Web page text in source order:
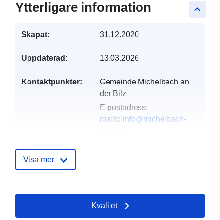
keyboard_arrow_up
Ytterligare information
Skapat: 31.12.2020
Uppdaterad: 13.03.2026
Kontaktpunkter:
Gemeinde Michelbach an
der Bilz
E-postadress:
mailto:info@michelbach-
http://www.michelbach-
bilz.de
Visa mer
Kvalitet